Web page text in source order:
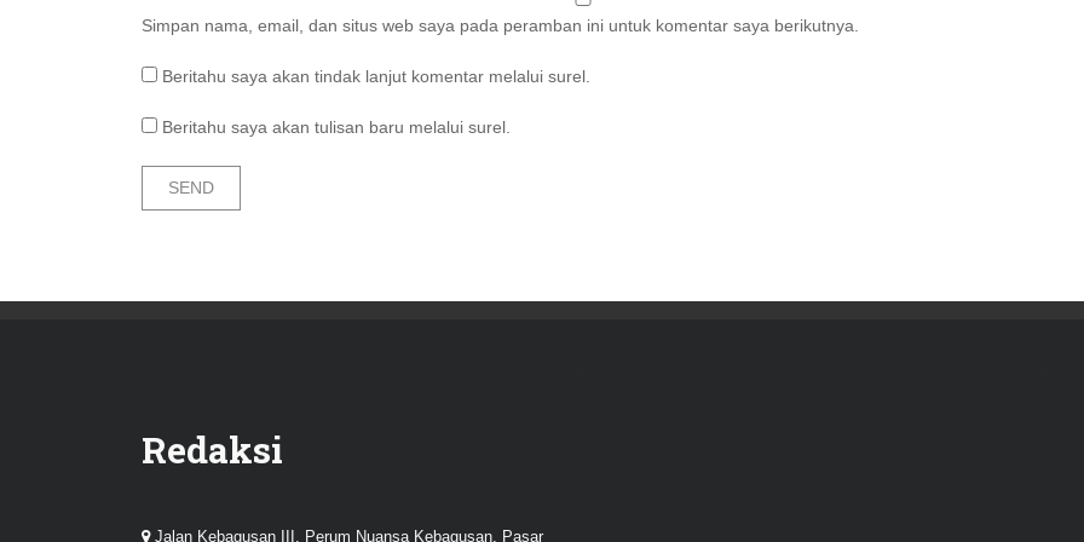
Simpan nama, email, dan situs web saya pada peramban ini untuk komentar saya berikutnya.
Beritahu saya akan tindak lanjut komentar melalui surel.
Beritahu saya akan tulisan baru melalui surel.
Redaksi
Jalan Kebagusan III, Perum Nuansa Kebagusan, Pasar